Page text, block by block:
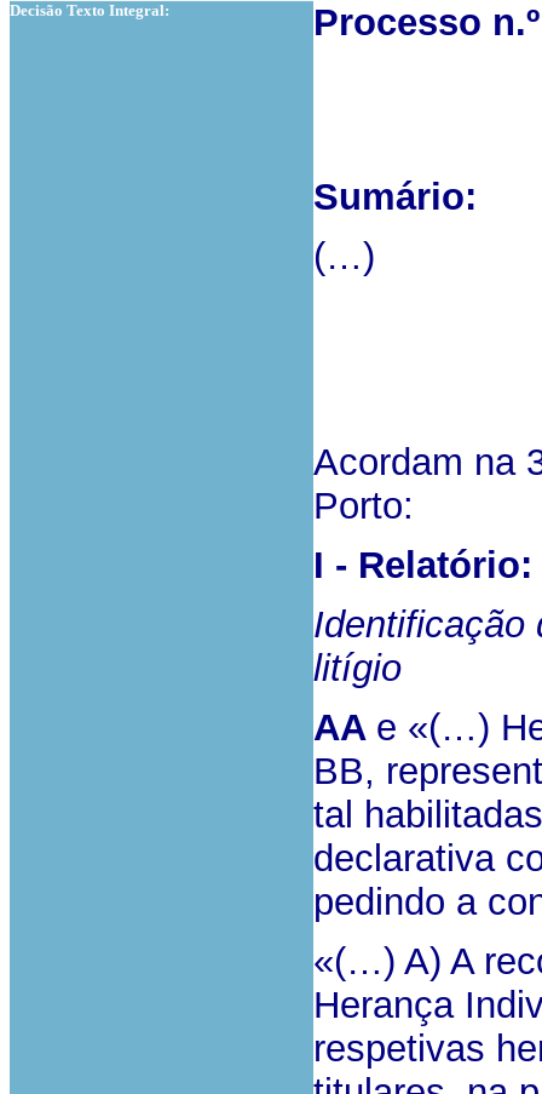
Decisão Texto Integral:
Processo
Sumário:
(…)
Acordam na
Porto:
I - Relatório:
Identificação
litígio
AA e «(…)
BB,
tal
declarativa
pedindo a
«(…) A) A
Herança
respetivas